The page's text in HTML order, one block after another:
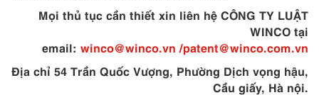
Mọi thủ tục cần thiết xin liên hệ CÔNG TY LUẬT
WINCO tại
email: winco@winco.vn /patent@winco.com.vn
Địa chỉ 54 Trần Quốc Vượng, Phường Dịch vọng hậu,
Cầu giấy, Hà nội.